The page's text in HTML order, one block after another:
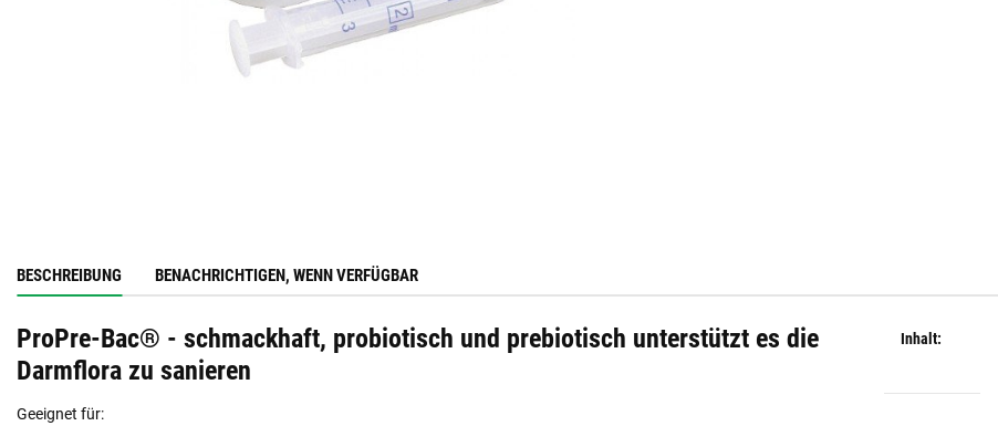
BESCHREIBUNG BENACHRICHTIGEN, WENN VERFÜGBAR
ProPre-Bac® - schmackhaft, probiotisch und prebiotisch unterstützt es die
Darmflora zu sanieren
Geeignet für:
Inhalt: